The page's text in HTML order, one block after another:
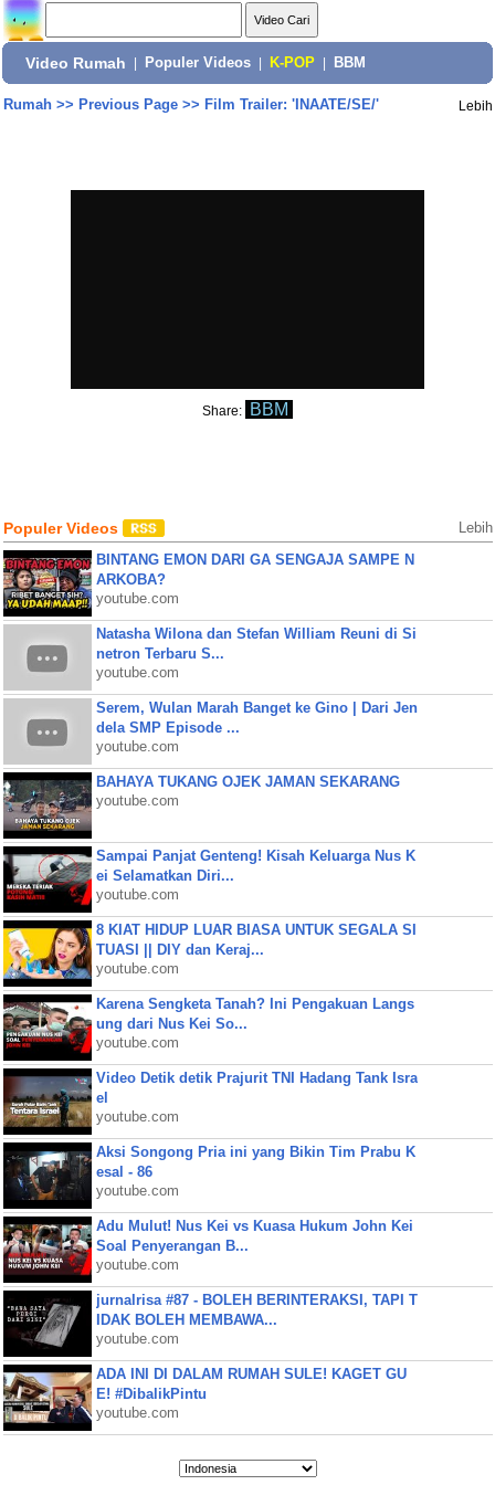
Video Rumah Populer Videos K-POP BBM
Rumah>> Previous Page>> Film Trailer: 'INAATE/SE/' Lebih
Share: BBM
Populer Videos Lebih
BINTANG EMON DARI GA SENGAJA SAMPE N
ARKOBA?
youtube.com
Natasha Wilona dan Stefan William Reuni di Si
netron Terbaru S...
youtube.com
Serem, Wulan Marah Banget ke Gino | Dari Jen
dela SMP Episode ...
youtube.com
BAHAYA TUKANG OJEK JAMAN SEKARANG
youtube.com
Sampai Panjat Genteng! Kisah Keluarga Nus K
ei Selamatkan Diri...
youtube.com
8 KIAT HIDUP LUAR BIASA UNTUK SEGALA SI
TUASI || DIY dan Keraj...
youtube.com
Karena Sengketa Tanah? Ini Pengakuan Langs
ung dari Nus Kei So...
youtube.com
Video Detik detik Prajurit TNI Hadang Tank Isra
el
youtube.com
Aksi Songong Pria ini yang Bikin Tim Prabu K
esal - 86
youtube.com
Adu Mulut! Nus Kei vs Kuasa Hukum John Kei
Soal Penyerangan B...
youtube.com
jurnalrisa #87 - BOLEH BERINTERAKSI, TAPI T
IDAK BOLEH MEMBAWA...
youtube.com
ADA INI DI DALAM RUMAH SULE! KAGET GU
E! #DibalikPintu
youtube.com